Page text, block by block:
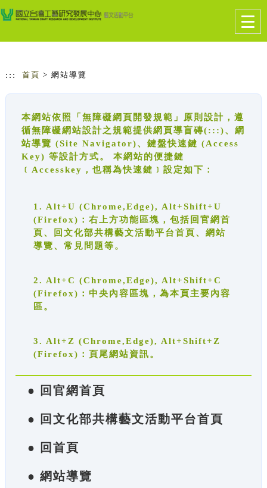
跳到主要內容
網站導覽
::: 首頁 > 網站導覽
本網站依照「無障礙網頁開發規範」原則設計，遵
循無障礙網站設計之規範提供網頁導盲磚(:::)、網
站導覽 (Site Navigator)、鍵盤快速鍵 (Access
Key) 等設計方式。 本網站的便捷鍵
﹝Accesskey，也稱為快速鍵﹞設定如下：
1. Alt+U (Chrome,Edge), Alt+Shift+U
(Firefox)：右上方功能區塊，包括回官網首
頁、回文化部共構藝文活動平台首頁、網站
導覽、常見問題等。
2. Alt+C (Chrome,Edge), Alt+Shift+C
(Firefox)：中央內容區塊，為本頁主要內容
區。
3. Alt+Z (Chrome,Edge), Alt+Shift+Z
(Firefox)：頁尾網站資訊。
● 回官網首頁
● 回文化部共構藝文活動平台首頁
● 回首頁
● 網站導覽